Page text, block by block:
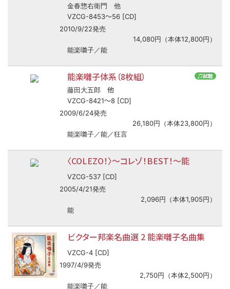
金春惣右衛門 他
VZCG-8453〜56 [CD]
2010/9/22発売
14,080円（本体12,800円）
能楽囃子／能
♫試聴
能楽囃子体系（8枚組）
藤田大五郎 他
VZCG-8421〜8 [CD]
2009/6/24発売
26,180円（本体23,800円）
能楽囃子／能／狂言
〈COLEZO！〉〜コレゾ！BEST！〜能
VZCG-537 [CD]
2005/4/21発売
2,096円（本体1,905円）
能
ビクター邦楽名曲選 2 能楽囃子名曲集
VZCG-4 [CD]
1997/4/9発売
2,750円（本体2,500円）
能楽囃子／能